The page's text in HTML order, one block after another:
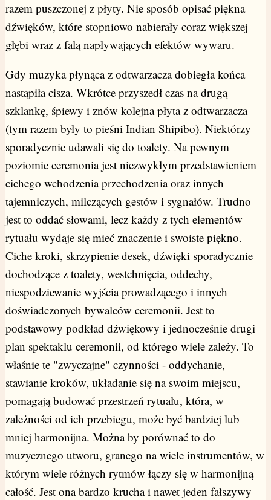
razem puszczonej z płyty. Nie sposób opisać piękna
dźwięków, które stopniowo nabierały coraz większej
głębi wraz z falą napływających efektów wywaru.
Gdy muzyka płynąca z odtwarzacza dobiegła końca
nastąpiła cisza. Wkrótce przyszedł czas na drugą
szklankę, śpiewy i znów kolejna płyta z odtwarzacza
(tym razem były to pieśni Indian Shipibo). Niektórzy
sporadycznie udawali się do toalety. Na pewnym
poziomie ceremonia jest niezwykłym przedstawieniem
cichego wchodzenia przechodzenia oraz innych
tajemniczych, milczących gestów i sygnałów. Trudno
jest to oddać słowami, lecz każdy z tych elementów
rytuału wydaje się mieć znaczenie i swoiste piękno.
Ciche kroki, skrzypienie desek, dźwięki sporadycznie
dochodzące z toalety, westchnięcia, oddechy,
niespodziewanie wyjścia prowadzącego i innych
doświadczonych bywalców ceremonii. Jest to
podstawowy podkład dźwiękowy i jednocześnie drugi
plan spektaklu ceremonii, od którego wiele zależy. To
właśnie te "zwyczajne" czynności - oddychanie,
stawianie kroków, układanie się na swoim miejscu,
pomagają budować przestrzeń rytuału, która, w
zależności od ich przebiegu, może być bardziej lub
mniej harmonijna. Można by porównać to do
muzycznego utworu, granego na wiele instrumentów, w
którym wiele różnych rytmów łączy się w harmonijną
całość. Jest ona bardzo krucha i nawet jeden fałszywy